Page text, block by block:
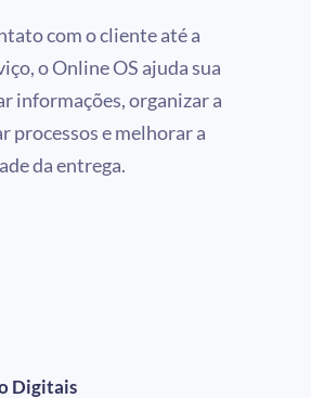
com o cliente até a
o Online OS ajuda sua
informações, organizar a
processos e melhorar a
da entrega.
Digitais